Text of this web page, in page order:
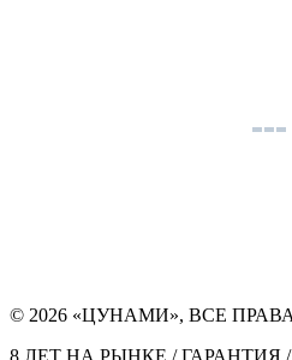
© 2026 «ЦУНАМИ», ВСЕ
8 ЛЕТ НА РЫНКЕ /